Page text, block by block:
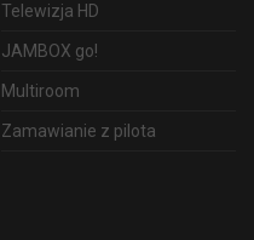
Telewizja HD
JAMBOX go!
Multiroom
Zamawianie z pilota